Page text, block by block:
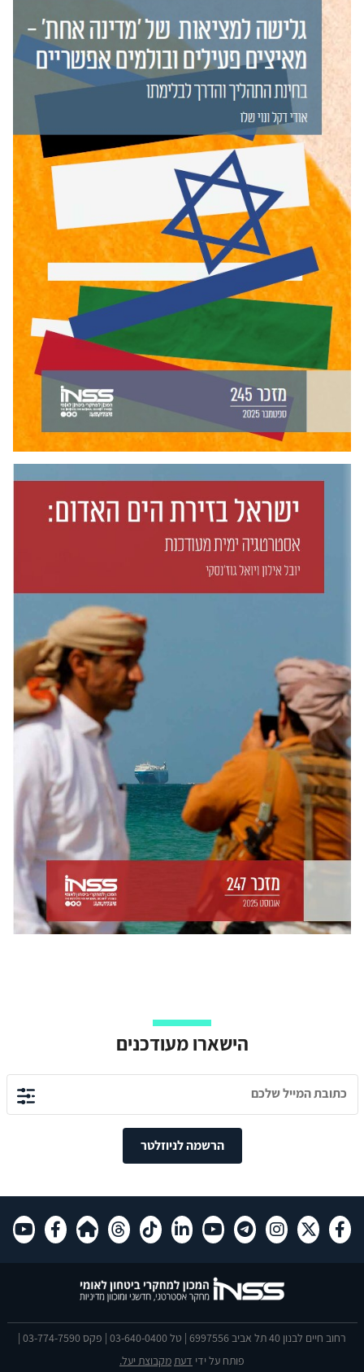
הישארו מעודכנים
הרשמה לניוזלטר
רחוב חיים לבנון 40 תל אביב 6997556 | טל 03-640-0400 | פקס 03-774-7590 |
פותח על ידי דעת מקבוצת יעל.